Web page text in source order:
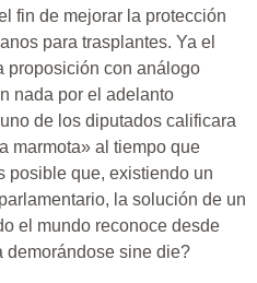
fin de mejorar la protección
para trasplantes. Ya el
proposición con análogo
nada por el adelanto
de los diputados calificara
marmota» al tiempo que
posible que, existiendo un
la solución de un
el mundo reconoce desde
demorándose sine die?